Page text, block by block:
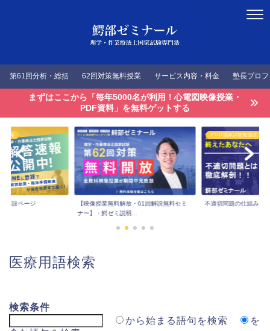
第61回分析・総括 62回対策無料授業 サービス内容・料金 塾長プロ
まずはここから「毎年5000名が利用！心電図映像授業・
PDF資料」を無料ゲットする
速報
特設ページ
【映像授業無料解放・61回解説無料セミ
ナー】・鰐ゼミ説明...
PTOT国家試験勉強法
不適切問題の仕組みを
医療用語検索
検索条件
から始まる語句を検索
を